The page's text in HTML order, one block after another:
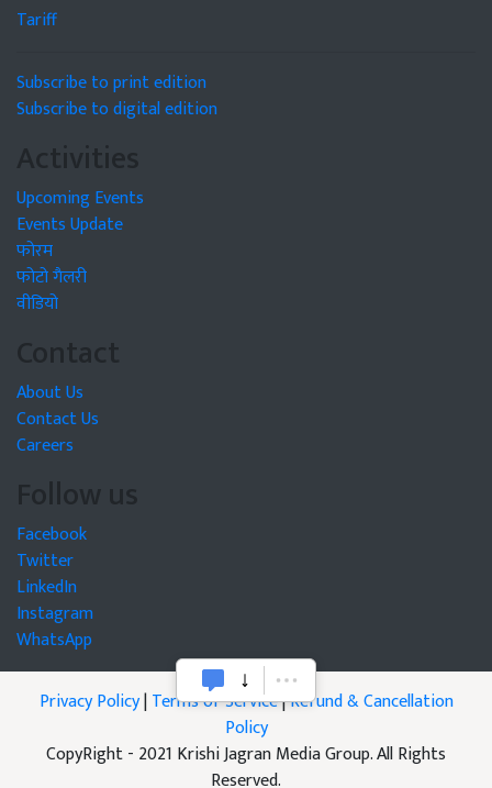
Tariff
Subscribe to print edition
Subscribe to digital edition
Activities
Upcoming Events
Events Update
फोरम
फोटो गैलरी
वीडियो
Contact
About Us
Contact Us
Careers
Follow us
Facebook
Twitter
LinkedIn
Instagram
WhatsApp
Privacy Policy|Terms of Service|Refund & Cancellation
Policy
CopyRight - 2021 Krishi Jagran Media Group. All Rights
Reserved.